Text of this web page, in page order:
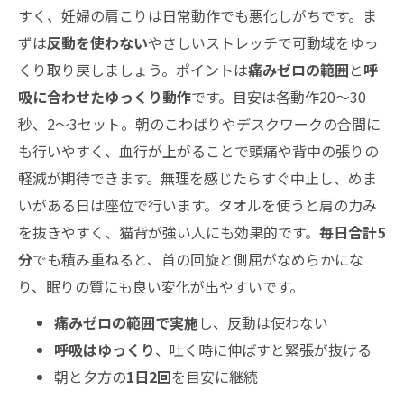
すく、妊婦の肩こりは日常動作でも悪化しがちです。ま
ずは反動を使わないやさしいストレッチで可動域をゆっ
くり取り戻しましょう。ポイントは痛みゼロの範囲と呼
吸に合わせたゆっくり動作です。目安は各動作20〜30
秒、2〜3セット。朝のこわばりやデスクワークの合間に
も行いやすく、血行が上がることで頭痛や背中の張りの
軽減が期待できます。無理を感じたらすぐ中止し、めま
いがある日は座位で行います。タオルを使うと肩の力み
を抜きやすく、猫背が強い人にも効果的です。 毎日合計5
分でも積み重ねると、首の回旋と側屈がなめらかにな
り、眠りの質にも良い変化が出やすいです。
痛みゼロの範囲で実施し、反動は使わない
呼吸はゆっくり、吐く時に伸ばすと緊張が抜ける
朝と夕方の1日2回を目安に継続